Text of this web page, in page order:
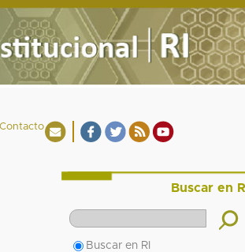
Contacto
Buscar en RI
Buscar en RI